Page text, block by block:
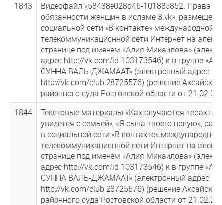
1843
Видеофайл «58438е028d46-101885852. Права и
обязанности женщин в исламе 3.vk»,
социальной сети «В контакте» международной
телекоммуникационной сети Интернет на
странице под именем «Алия Микаилова»
адрес http://vk.com/id 103173546) и в группе
СУННА ВАЛЬ-ДЖАМААТ» (электронный адрес
http://vk.com/club 28725576) (решение
районного суда Ростовской области от
1844
Текстовые материалы «Как случаются
увидется с семьей», «Я сына твоего целую»,
в социальной сети «В контакте» международной
телекоммуникационной сети Интернет на
странице под именем «Алия Микаилова»
адрес http://vk.com/id 103173546) и в группе
СУННА ВАЛЬ-ДЖАМААТ» (электронный адрес
http://vk.com/club 28725576) (решение
районного суда Ростовской области от